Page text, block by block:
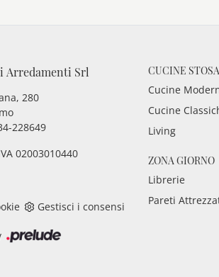
Arredamenti Srl
280
228649
02003010440
Gestisci i consensi
CUCINE STOSA
Cucine
Cucine
Living
ZONA GIORNO
Librerie
Pareti